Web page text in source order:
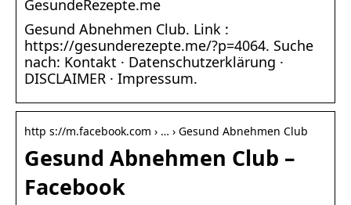
GesundeRezepte.me
Gesund Abnehmen Club. Link :
https://gesunderezepte.me/?p=4064. Suche
nach: Kontakt · Datenschutzerklärung ·
DISCLAIMER · Impressum.
http s://m.facebook.com › … › Gesund Abnehmen Club
Gesund Abnehmen Club –
Facebook